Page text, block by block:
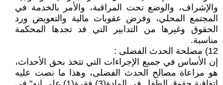
والإشراف، والوضع تحت المراقبة، والأمر بالخدمة في
المجتمع المحلي، وفرض عقوبات مالية والتعويض ورد
الحقوق وغيرها من التدابير التي قد تجدها المحكمة
مناسبة.
12) مصلحة الحدث الفضلى :
إن الأساس في جميع الإجراءات التي تتخذ بحق الأحداث،
هو مراعاة مصالح الحدث الفضلى، وهذا ما نصت عليه